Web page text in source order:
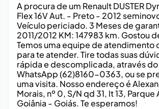
A procura de um Renault DUSTER
Flex 16V Aut. - Preto - 2012
Veículo periciado. 3 Meses de
2011/2012 KM: 147983 km. Gostou
Temos uma equipe de atendimento
para te atender. Tire todas suas
rápida e descomplicada, através do
WhatsApp (62)8160-0363, ou se
uma visita. Nosso endereço é
Morais, nº 0, S/N qd 31, lt 13, Parque
Goiânia - Goiás. Te esperamos!